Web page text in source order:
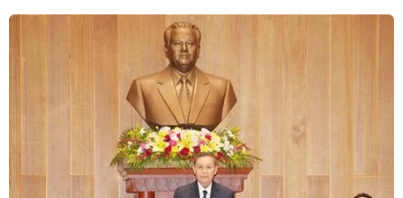
#Dầu khí #PVN
#Đóng góp ngân sách quốc gia
#Giá dầu giảm
#Hệ thống khí PM3-Cà Mau
#Tập đoàn Dầu khí Việt Nam